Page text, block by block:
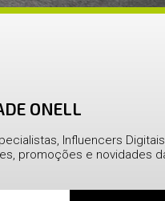
ONELL
Influencers
promoções e novidades